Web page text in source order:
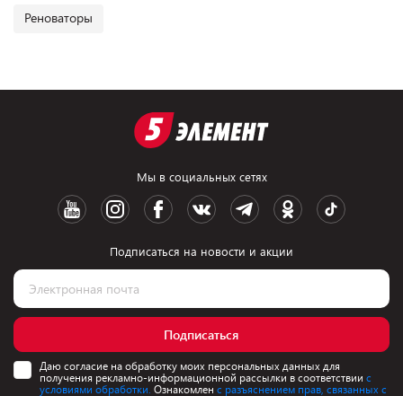
Реноваторы
Мы в социальных сетях
Подписаться на новости и акции
Подписаться
Даю согласие на обработку моих персональных данных для
получения рекламно-информационной рассылки в соответствии с
условиями обработки. Ознакомлен с разъяснением прав, связанных с